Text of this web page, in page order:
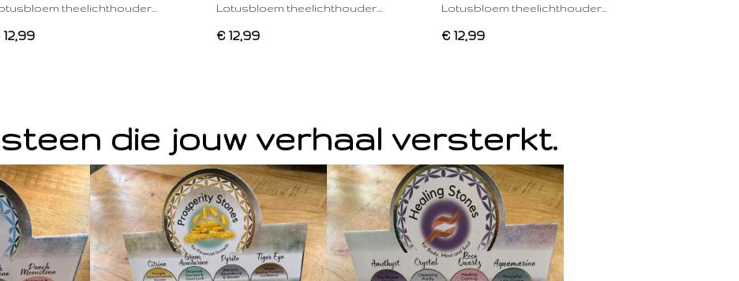
theelichthouder…
Lotusbloem theelichthouder…
€ 12,99
Lotusbloem theelichthouder…
€ 12,99
die jouw verhaal versterkt.